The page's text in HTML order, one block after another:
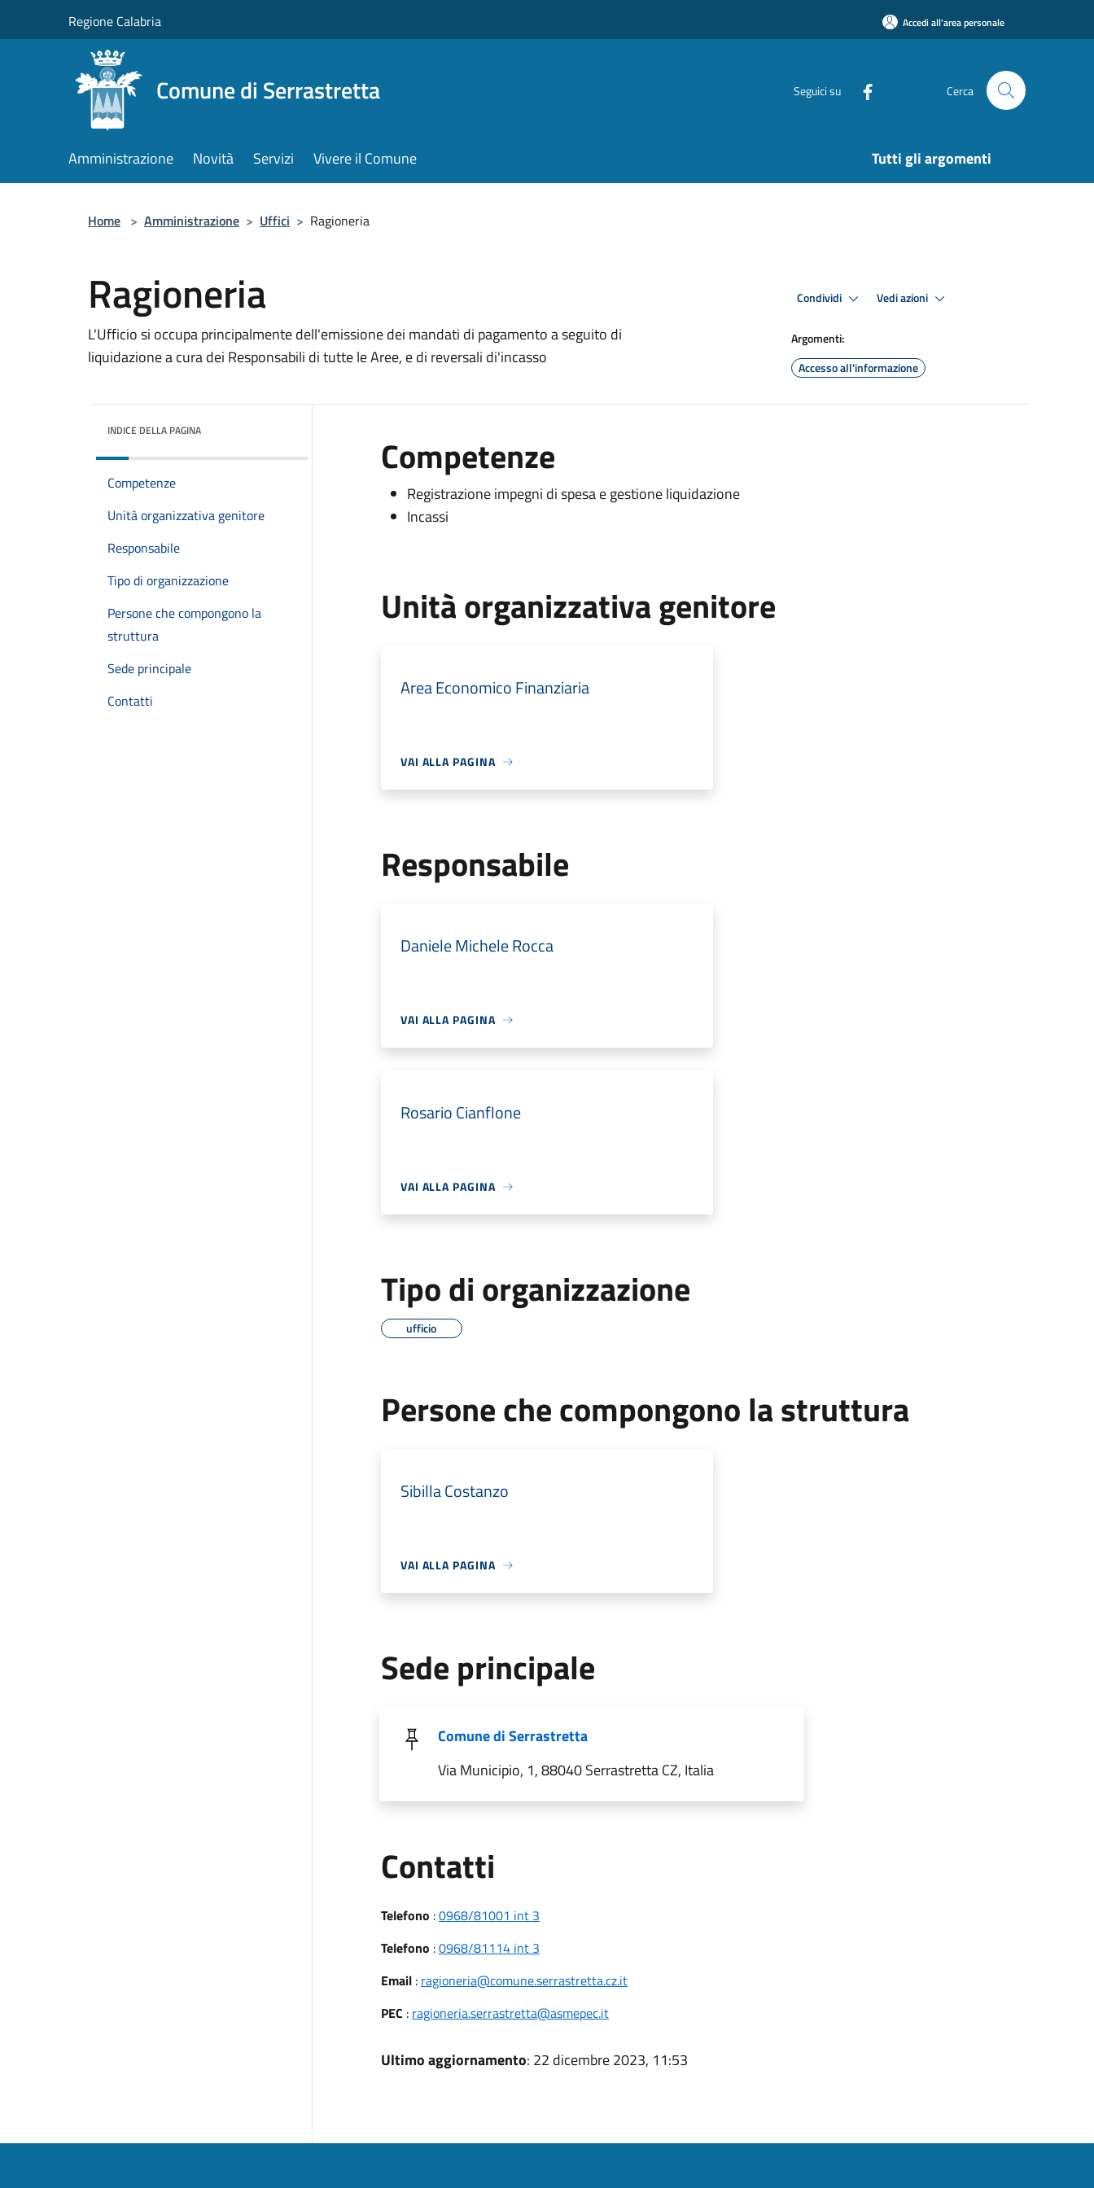
Regione Calabria Accedi all'area personale
Comune di Serrastretta Seguici su Cerca
Amministrazione Novità Servizi Vivere il Comune Tutti gli argomenti
Home > Amministrazione > Uffici > Ragioneria
Ragioneria
L'Ufficio si occupa principalmente dell'emissione dei mandati di pagamento a seguito di
liquidazione a cura dei Responsabili di tutte le Aree, e di reversali di'incasso
Condividi Vedi azioni
Argomenti:
Accesso all'informazione
INDICE DELLA PAGINA
Competenze
Unità organizzativa genitore
Responsabile
Tipo di organizzazione
Persone che compongono la
struttura
Sede principale
Contatti
Competenze
Registrazione impegni di spesa e gestione liquidazione
Incassi
Unità organizzativa genitore
Area Economico Finanziaria
VAI ALLA PAGINA
Responsabile
Daniele Michele Rocca
VAI ALLA PAGINA
Rosario Cianflone
VAI ALLA PAGINA
Tipo di organizzazione
ufficio
Persone che compongono la struttura
Sibilla Costanzo
VAI ALLA PAGINA
Sede principale
Comune di Serrastretta
Via Municipio, 1, 88040 Serrastretta CZ, Italia
Contatti
Telefono :0968/81001 int 3
Telefono :0968/81114 int 3
Email: ragioneria@comune.serrastretta.cz.it
PEC : ragioneria.serrastretta@asmepec.it
Ultimo aggiornamento: 22 dicembre 2023, 11:53